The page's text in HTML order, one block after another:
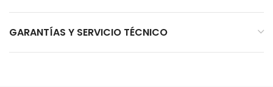
GARANTÍAS Y SERVICIO TÉCNICO